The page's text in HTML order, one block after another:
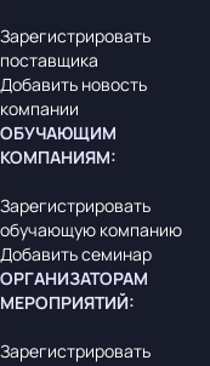
Зарегистрировать
поставщика
Добавить новость
компании
ОБУЧАЮЩИМ
КОМПАНИЯМ:
Зарегистрировать
обучающую компанию
Добавить семинар
ОРГАНИЗАТОРАМ
МЕРОПРИЯТИЙ:
Зарегистрировать